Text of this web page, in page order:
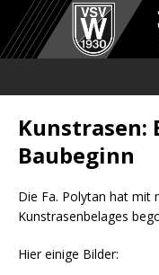
Kunstrasen:
Baubeginn
Die Fa. Polytan hat mit
Kunstrasenbelages
Hier einige Bilder: